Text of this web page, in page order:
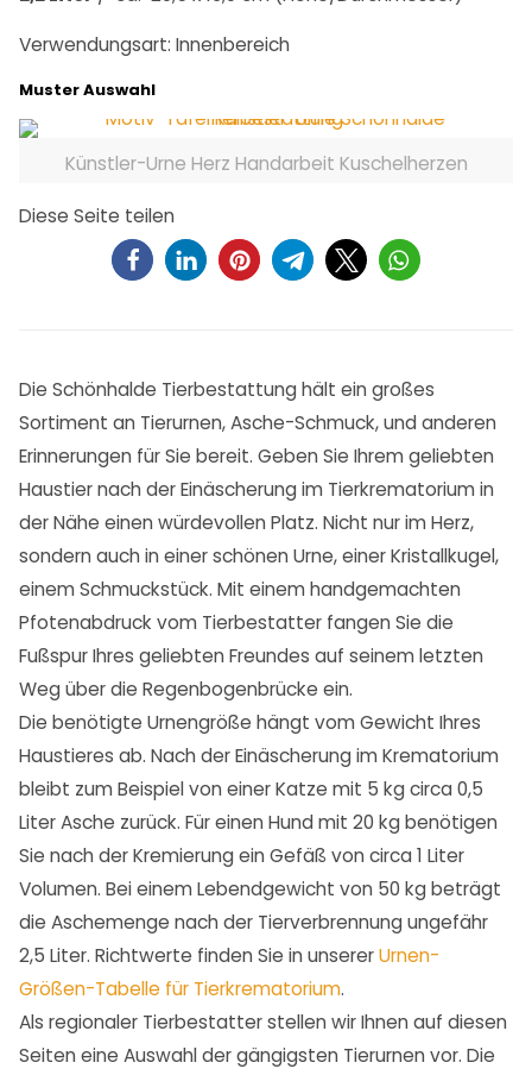
Verwendungsart: Innenbereich
Muster Auswahl
Künstler-Urne Herz Handarbeit Kuschelherzen
Diese Seite teilen
Die Schönhalde Tierbestattung hält ein großes
Sortiment an Tierurnen, Asche-Schmuck, und anderen
Erinnerungen für Sie bereit. Geben Sie Ihrem geliebten
Haustier nach der Einäscherung im Tierkrematorium in
der Nähe einen würdevollen Platz. Nicht nur im Herz,
sondern auch in einer schönen Urne, einer Kristallkugel,
einem Schmuckstück. Mit einem handgemachten
Pfotenabdruck vom Tierbestatter fangen Sie die
Fußspur Ihres geliebten Freundes auf seinem letzten
Weg über die Regenbogenbrücke ein.
Die benötigte Urnengröße hängt vom Gewicht Ihres
Haustieres ab. Nach der Einäscherung im Krematorium
bleibt zum Beispiel von einer Katze mit 5 kg circa 0,5
Liter Asche zurück. Für einen Hund mit 20 kg benötigen
Sie nach der Kremierung ein Gefäß von circa 1 Liter
Volumen. Bei einem Lebendgewicht von 50 kg beträgt
die Aschemenge nach der Tierverbrennung ungefähr
2,5 Liter. Richtwerte finden Sie in unsererUrnen-
Größen-Tabelle für Tierkrematorium.
Als regionaler Tierbestatter stellen wir Ihnen auf diesen
Seiten eine Auswahl der gängigsten Tierurnen vor. Die